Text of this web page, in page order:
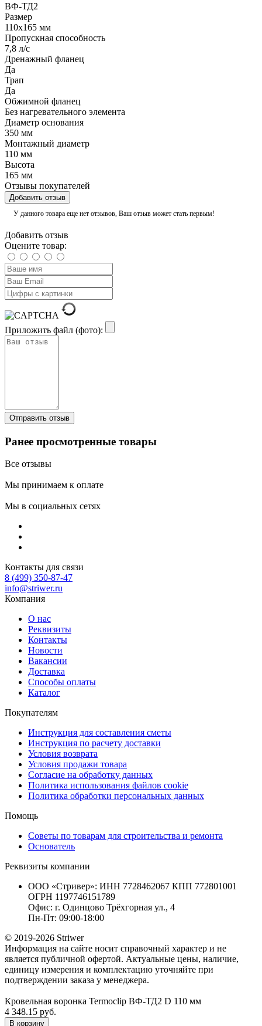
ВФ-ТД2
Размер
110х165 мм
Пропускная способность
7,8 л/с
Дренажный фланец
Да
Трап
Да
Обжимной фланец
Без нагревательного элемента
Диаметр основания
350 мм
Монтажный диаметр
110 мм
Высота
165 мм
Отзывы покупателей
Добавить отзыв
У данного товара еще нет отзывов, Ваш отзыв может стать первым!
Добавить отзыв
Оцените товар:
Приложить файл (фото):
Ранее просмотренные товары
Все отзывы
Мы принимаем к оплате
Мы в социальных сетях
Контакты для связи
8 (499) 350-87-47
info@striwer.ru
Компания
О нас
Реквизиты
Контакты
Новости
Вакансии
Доставка
Способы оплаты
Каталог
Покупателям
Инструкция для составления сметы
Инструкция по расчету доставки
Условия возврата
Условия продажи товара
Согласие на обработку данных
Политика использования файлов cookie
Политика обработки персональных данных
Помощь
Советы по товарам для строительства и ремонта
Основатель
Реквизиты компании
ООО «Стривер»: ИНН 7728462067 КПП 772801001
ОГРН 1197746151789
Офис: г. Одинцово Трёхгорная ул., 4
Пн-Пт: 09:00-18:00
© 2019-2026 Striwer
Информация на сайте носит справочный характер и не
является публичной офертой. Актуальные цены, наличие,
единицу измерения и комплектацию уточняйте при
подтверждении заказа у менеджера.
Кровельная воронка Termoclip ВФ-ТД2 D 110 мм
4 348.15 руб.
В корзину